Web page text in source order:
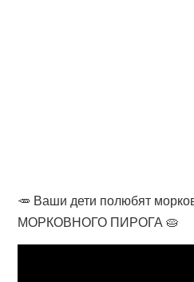
🥕 Ваши дети полюбят
МОРКОВНОГО ПИРОГА 🥧